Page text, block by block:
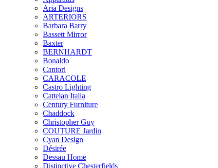
Aria Designs
ARTERIORS
Barbara Barry
Bassett Mirror
Baxter
BERNHARDT
Bonaldo
Cantori
CARACOLE
Castro Lighting
Cattelan Italia
Century Furniture
Chaddock
Christopher Guy
COUTURE Jardin
Cyan Design
Désirée
Dessau Home
Distinctive Chesterfields